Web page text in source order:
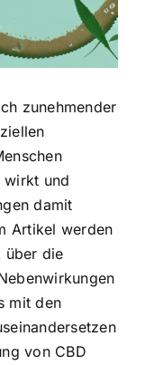
zunehmender
wirkt und
damit
Artikel werden
über die
mit den
von CBD